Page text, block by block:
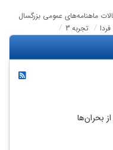
ماهنامه‌های عمومی بزرگسال
تجربه 3
بحران‌ها